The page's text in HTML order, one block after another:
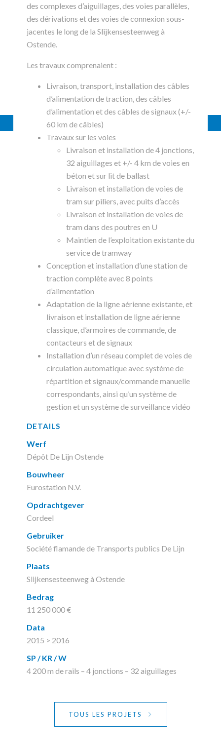
des complexes d’aiguillages, des voies parallèles,
des dérivations et des voies de connexion sous-
jacentes le long de la Slijkensesteenweg à
Ostende.
Les travaux comprenaient :
Livraison, transport, installation des câbles
d’alimentation de traction, des câbles
d’alimentation et des câbles de signaux (+/-
60 km de câbles)
Travaux sur les voies
Livraison et installation de 4 jonctions,
32 aiguillages et +/- 4 km de voies en
béton et sur lit de ballast
Livraison et installation de voies de
tram sur piliers, avec puits d’accès
Livraison et installation de voies de
tram dans des poutres en U
Maintien de l’exploitation existante du
service de tramway
Conception et installation d’une station de
traction complète avec 8 points
d’alimentation
Adaptation de la ligne aérienne existante, et
livraison et installation de ligne aérienne
classique, d’armoires de commande, de
contacteurs et de signaux
Installation d’un réseau complet de voies de
circulation automatique avec système de
répartition et signaux/commande manuelle
correspondants, ainsi qu’un système de
gestion et un système de surveillance vidéo
DETAILS
Werf
Dépôt De Lijn Ostende
Bouwheer
Eurostation N.V.
Opdrachtgever
Cordeel
Gebruiker
Société flamande de Transports publics De Lijn
Plaats
Slijkensesteenweg à Ostende
Bedrag
11 250 000 €
Data
2015 > 2016
SP / KR / W
4 200 m de rails – 4 jonctions – 32 aiguillages
TOUS LES PROJETS